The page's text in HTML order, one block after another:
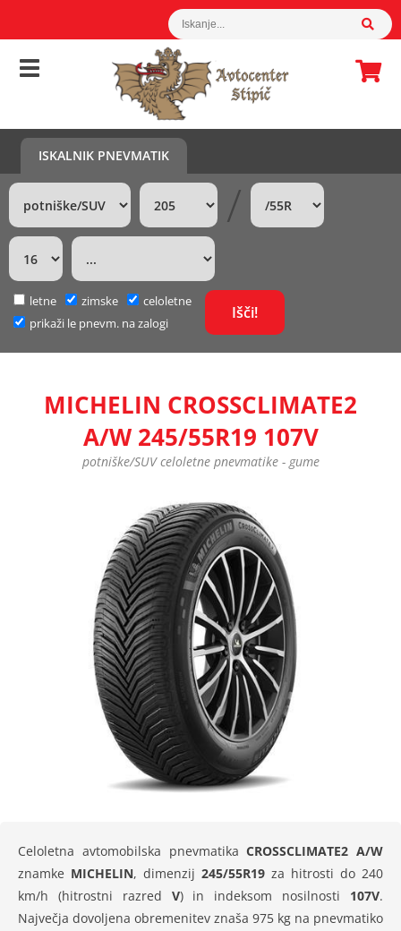
ISKALNIK PNEVMATIK
/
letne zimske
celoletne
prikaži le pnevm. na zalogi
MICHELIN CROSSCLIMATE2
A/W 245/55R19 107V
potniške/SUV celoletne pnevmatike - gume
Celoletna avtomobilska pnevmatikaCROSSCLIMATE2 A/W
znamke MICHELIN, dimenzij 245/55R19 za hitrosti do 240
km/h (hitrostni razred V) in indeksom nosilnosti 107V.
Največja dovoljena obremenitev znaša 975 kg na pnevmatiko